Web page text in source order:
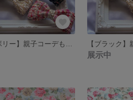
展示中